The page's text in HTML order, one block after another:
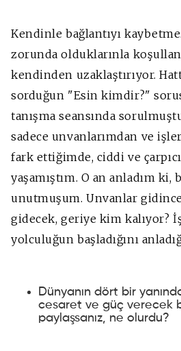
Kendinle bağlantıyı kaybetme.
zorunda olduklarınla
kendinden uzaklaştırıyor.
sorduğun "Esin kimdir?"
tanışma seansında
sadece unvanlarımdan ve
fark ettiğimde, ciddi ve
yaşamıştım. O an anladım
unutmuşum.Unvanlar
gidecek, geriye kim kalıyor?
yolculuğun başladığını
Dünyanın dört bir
cesaret ve güç verecek
paylaşsanız, ne olurdu?